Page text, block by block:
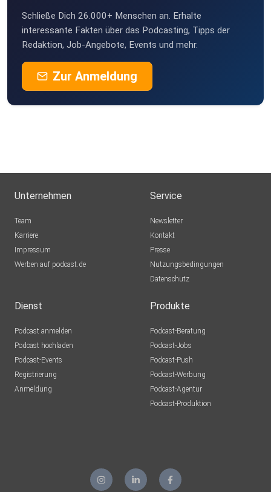
Schließe Dich 26.000+ Menschen an. Erhalte
interessante Fakten über das Podcasting, Tipps der
Redaktion, Job-Angebote, Events und mehr.
Zur Anmeldung
Unternehmen
Team
Karriere
Impressum
Werben auf podcast.de
Service
Newsletter
Kontakt
Presse
Nutzungsbedingungen
Datenschutz
Dienst
Podcast anmelden
Podcast hochladen
Podcast-Events
Registrierung
Anmeldung
Produkte
Podcast-Beratung
Podcast-Jobs
Podcast-Push
Podcast-Werbung
Podcast-Agentur
Podcast-Produktion